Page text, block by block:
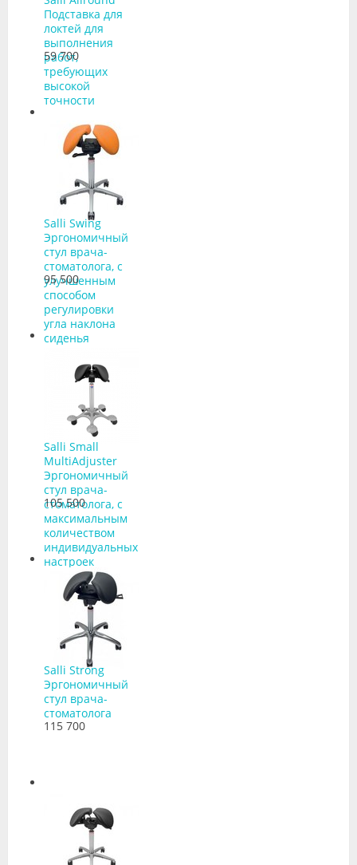
Подставка для
локтей для
выполнения
работ,
требующих
высокой
точности
59 700
Salli Swing
Эргономичный
стул врача-
стоматолога, с
улучшенным
способом
регулировки
угла наклона
сиденья
95 500
Salli Small
MultiAdjuster
Эргономичный
стул врача-
стоматолога, с
максимальным
количеством
индивидуальных
настроек
105 500
Salli Strong
Эргономичный
стул врача-
стоматолога
115 700